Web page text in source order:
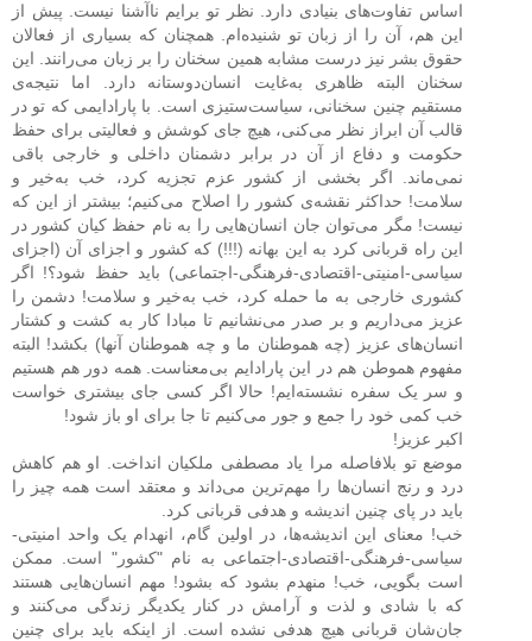
اساس تفاوت‌های بنیادی دارد. نظر تو برایم ناآشنا نیست. پیش از
این هم، آن را از زبان تو شنیده‌ام. همچنان که بسیاری از فعالان
حقوق بشر نیز درست مشابه همین سخنان را بر زبان می‌رانند. این
سخنان البته ظاهری به‌غایت انسان‌دوستانه دارد. اما نتیجه‌ی
مستقیم چنین سخنانی، سیاست‌ستیزی است. با پارادایمی که تو در
قالب آن ابراز نظر می‌کنی، هیچ جای کوشش و فعالیتی برای حفظ
حکومت و دفاع از آن در برابر دشمنان داخلی و خارجی باقی
نمی‌ماند. اگر بخشی از کشور عزم تجزیه کرد، خب به‌خیر و
سلامت! حداکثر نقشه‌ی کشور را اصلاح می‌کنیم؛ بیشتر از این که
نیست! مگر می‌توان جان انسان‌هایی را به نام حفظ کیان کشور در
این راه قربانی کرد به این بهانه (!!!) که کشور و اجزای آن (اجزای
سیاسی-امنیتی-اقتصادی-فرهنگی-اجتماعی) باید حفظ شود؟! اگر
کشوری خارجی به ما حمله کرد، خب به‌خیر و سلامت! دشمن را
عزیز می‌داریم و بر صدر می‌نشانیم تا مبادا کار به کشت و کشتار
انسان‌های عزیز (چه هموطنان ما و چه هموطنان آنها) بکشد! البته
مفهوم هموطن هم در این پارادایم بی‌معناست. همه دور هم هستیم
و سر یک سفره نشسته‌ایم! حالا اگر کسی جای بیشتری خواست
خب کمی خود را جمع و جور می‌کنیم تا جا برای او باز شود!
اکبر عزیز!
موضع تو بلافاصله مرا یاد مصطفی ملکیان انداخت. او هم کاهش
درد و رنج انسان‌ها را مهم‌ترین می‌داند و معتقد است همه چیز را
باید در پای چنین اندیشه و هدفی قربانی کرد.
خب! معنای این اندیشه‌ها، در اولین گام، انهدام یک واحد امنیتی-
سیاسی-فرهنگی-اقتصادی-اجتماعی به نام "کشور" است. ممکن
است بگویی، خب! منهدم بشود که بشود! مهم انسان‌هایی هستند
که با شادی و لذت و آرامش در کنار یکدیگر زندگی می‌کنند و
جان‌شان قربانی هیچ هدفی نشده است. از اینکه باید برای چنین